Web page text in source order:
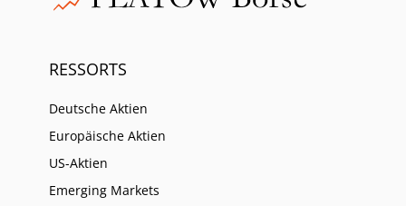
RESSORTS
Deutsche Aktien
Europäische Aktien
US-Aktien
Emerging Markets